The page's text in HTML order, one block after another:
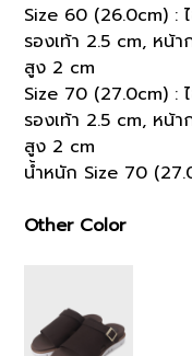
Size 60 (26.0cm) :
รองเท้า 2.5 cm, หน้า
สูง 2 cm
Size 70 (27.0cm) :
รองเท้า 2.5 cm, หน้า
สูง 2 cm
น้ำหนัก Size 70
Other Color